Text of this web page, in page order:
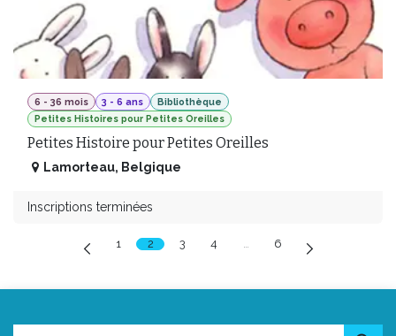
6 - 36 mois 3 - 6 ans
Bibliothèque
Petites Histoires pour Petites Oreilles
Petites Histoire pour Petites Oreilles
Lamorteau, Belgique
Inscriptions terminées
1 2 3 4 6